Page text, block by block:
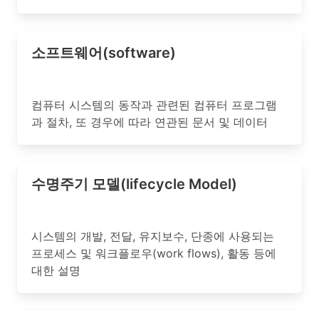
소프트웨어(software)
컴퓨터 시스템의 동작과 관련된 컴퓨터 프로그램
과 절차, 또 경우에 따라 연관된 문서 및 데이터
수명주기 모델(lifecycle Model)
시스템의 개발, 전달, 유지보수, 단종에 사용되는
프로세스 및 워크플로우(work flows), 활동 등에
대한 설명